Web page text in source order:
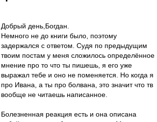
Добрый день,Богдан.
Немного не до книги было, поэтому
задержался с ответом. Судя по предыдущим
твоим постам у меня сложилось определённое
мнение про то что ты пишешь, я его уже
выражал тебе и оно не поменяется. Но когда я
про Ивана, а ты про болвана, это значит что тв
вообще не читаешь написанное.
Болезненная реакция есть и она описана